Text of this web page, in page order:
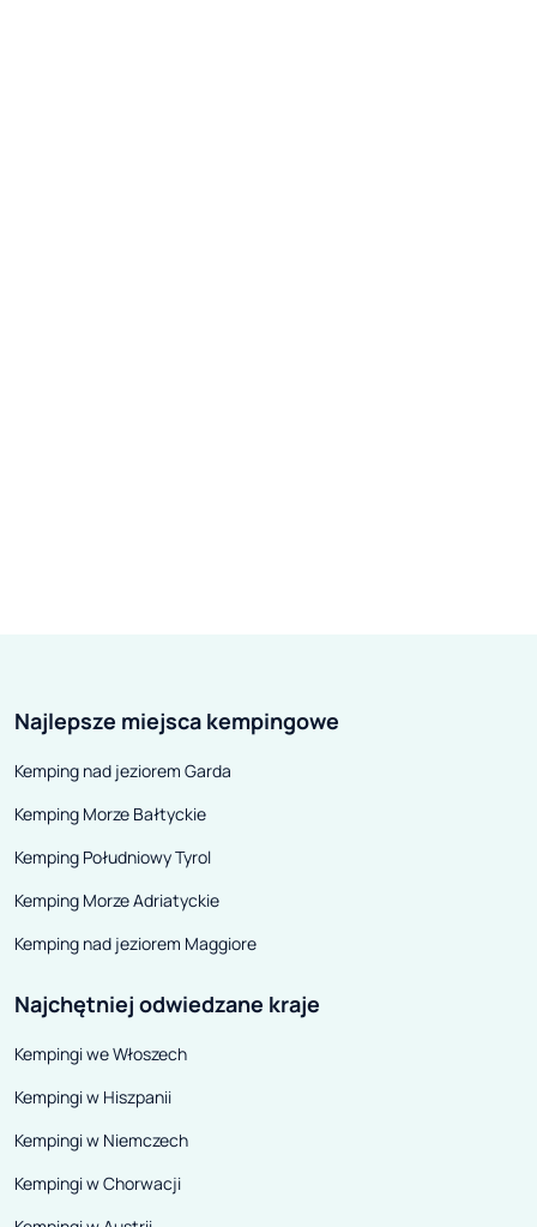
Najlepsze miejsca kempingowe
Kemping nad jeziorem Garda
Kemping Morze Bałtyckie
Kemping Południowy Tyrol
Kemping Morze Adriatyckie
Kemping nad jeziorem Maggiore
Najchętniej odwiedzane kraje
Kempingi we Włoszech
Kempingi w Hiszpanii
Kempingi w Niemczech
Kempingi w Chorwacji